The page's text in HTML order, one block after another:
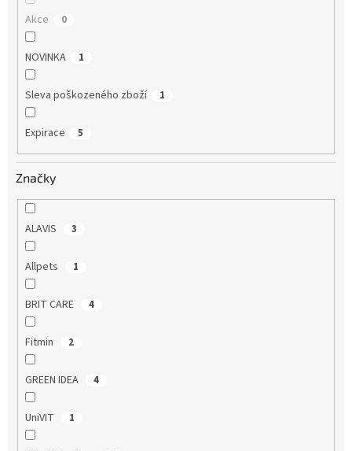
Akce 0
NOVINKA 1
Sleva poškozeného zboží 1
Expirace 5
Značky
ALAVIS 3
Allpets 1
BRIT CARE 4
Fitmin 2
GREEN IDEA 4
UniVIT 1